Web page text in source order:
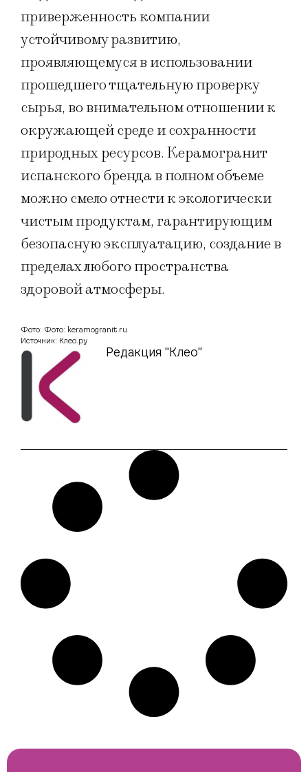
приверженность компании
устойчивому развитию,
проявляющемуся в использовании
прошедшего тщательную проверку
сырья, во внимательном отношении к
окружающей среде и сохранности
природных ресурсов. Керамогранит
испанского бренда в полном объеме
можно смело отнести к экологически
чистым продуктам, гарантирующим
безопасную эксплуатацию, создание в
пределах любого пространства
здоровой атмосферы.
Редакция "Клео"
Фото: Фото: keramogranit.ru
Источник: Клео.ру